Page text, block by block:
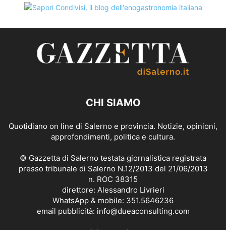
CHI SIAMO
Quotidiano on line di Salerno e provincia. Notizie, opinioni,
approfondimenti, politica e cultura.
© Gazzetta di Salerno testata giornalistica registrata
presso tribunale di Salerno N.12/2013 del 21/06/2013
n. ROC 38315
direttore: Alessandro Livrieri
WhatsApp & mobile: 351.5646236
email pubblicità: info@dueaconsulting.com